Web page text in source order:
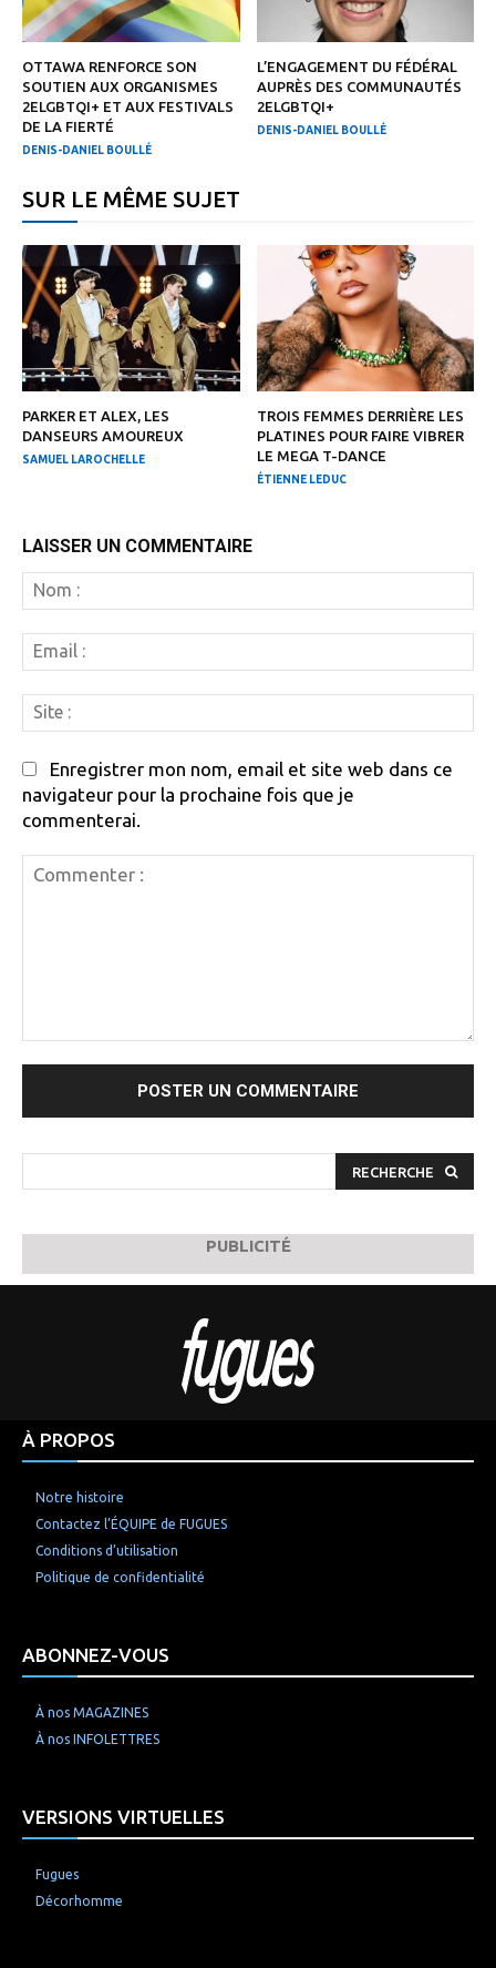
OTTAWA RENFORCE SON
SOUTIEN AUX ORGANISMES
2ELGBTQI+ ET AUX FESTIVALS
DE LA FIERTÉ
DENIS-DANIEL BOULLÉ
L’ENGAGEMENT DU FÉDÉRAL
AUPRÈS DES COMMUNAUTÉS
2ELGBTQI+
DENIS-DANIEL BOULLÉ
SUR LE MÊME SUJET
PARKER ET ALEX, LES
DANSEURS AMOUREUX
SAMUEL LAROCHELLE
TROIS FEMMES DERRIÈRE LES
PLATINES POUR FAIRE VIBRER
LE MEGA T-DANCE
ÉTIENNE LEDUC
LAISSER UN COMMENTAIRE
:
:
:
Enregistrer mon nom, email et site web dans ce
navigateur pour la prochaine fois que je
commenterai.
RECHERCHE
PUBLICITÉ
À PROPOS
Notre histoire
Contactez l’ÉQUIPE de FUGUES
Conditions d’utilisation
Politique de confidentialité
ABONNEZ-VOUS
À nos MAGAZINES
À nos INFOLETTRES
VERSIONS VIRTUELLES
Fugues
Décorhomme